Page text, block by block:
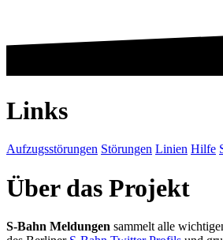
Links
Aufzugsstörungen Störungen Linien Hilfe
Über das Projekt
S-Bahn Meldungen sammelt alle